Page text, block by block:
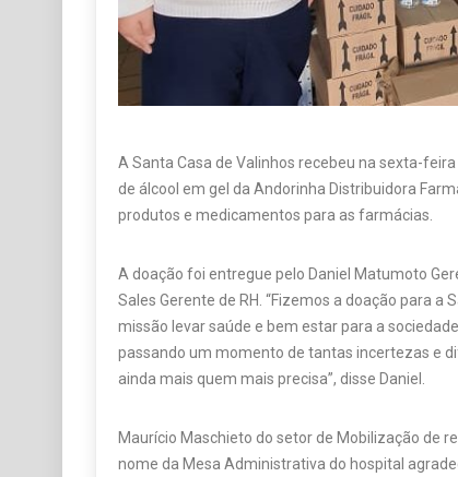
A Santa Casa de Valinhos recebeu na sexta-
de álcool em gel da Andorinha Distribuidora
produtos e medicamentos para as farmácias.
A doação foi entregue pelo Daniel Matumoto
Sales Gerente de RH. “Fizemos a doação para a
missão levar saúde e bem estar para a
passando um momento de tantas incertezas e
ainda mais quem mais precisa”, disse Daniel.
Maurício Maschieto do setor de Mobilização de
nome da Mesa Administrativa do hospital